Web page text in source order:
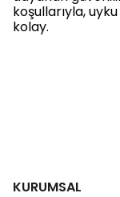
koşullarıyla,
kolay.
KURUMSAL